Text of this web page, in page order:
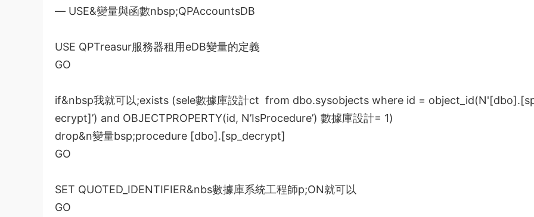
— USE&變量與函數nbsp;QPAccountsDB
USE QPTreasur服務器租用eDB變量的定義
GO
if&nbsp我就可以;exists (sele數據庫設計ct from dbo.sysobjects where id =
ecrypt]’) and OBJECTPROPERTY(id, N’IsProcedure’) 數據庫設計= 1)
drop&n變量bsp;procedure [dbo].[sp_decrypt]
GO
SET QUOTED_IDENTIFIER&nbs數據庫系統工程師p;ON就可以
GO